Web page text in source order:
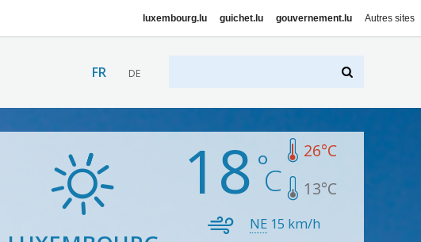
luxembourg.lu guichet.lu gouvernement.lu Autres sites
FR DE
18 26°C
13°C
NE 15 km/h